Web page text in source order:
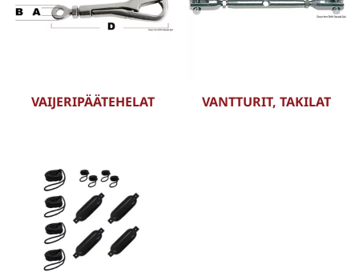
VAIJERIPÄÄTEHELAT VANTTURIT, TAKILAT